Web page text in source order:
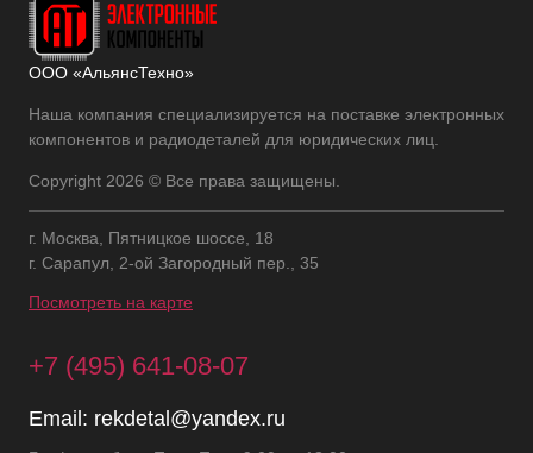
ООО «АльянсТехно»
Наша компания специализируется на поставке электронных
компонентов и радиодеталей для юридических лиц.
Copyright 2026 © Все права защищены.
г. Москва, Пятницкое шоссе, 18
г. Сарапул, 2-ой Загородный пер., 35
Посмотреть на карте
+7 (495) 641-08-07
Email: rekdetal@yandex.ru